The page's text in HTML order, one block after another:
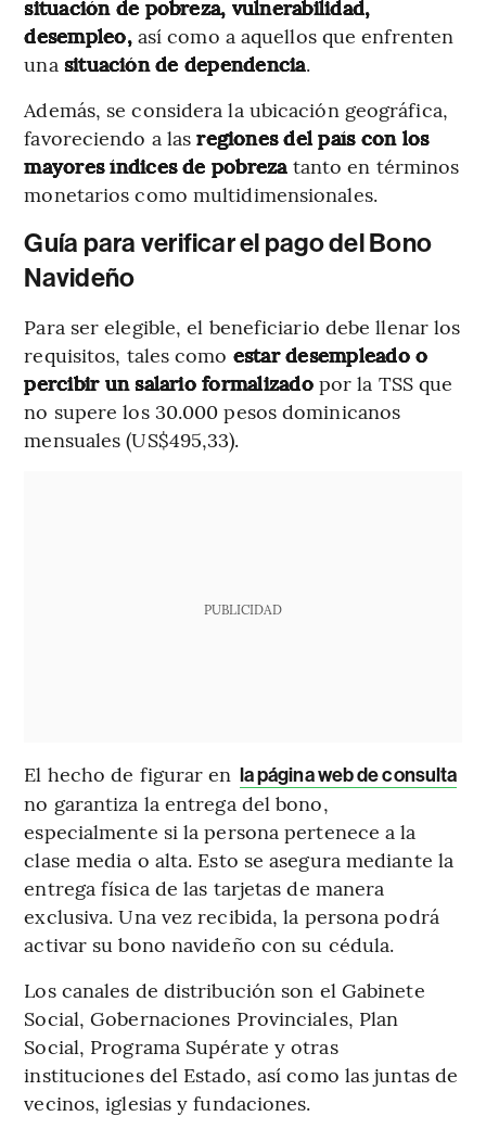
situación de pobreza, vulnerabilidad,
desempleo,así como a aquellos que enfrenten
una situación de dependencia.
Además, se considera la ubicación geográfica,
favoreciendo a lasregiones del país con los
mayores índices de pobrezatanto en términos
monetarios como multidimensionales.
Guía para verificar el pago del Bono
Navideño
Para ser elegible, el beneficiario debe llenar los
requisitos, tales como estar desempleado o
percibir un salario formalizadopor la TSS que
no supere los 30.000 pesos dominicanos
mensuales (US$495,33).
PUBLICIDAD
El hecho de figurar en la página web de consulta
no garantiza la entrega del bono,
especialmente si la persona pertenece a la
clase media o alta. Esto se asegura mediante la
entrega física de las tarjetas de manera
exclusiva. Una vez recibida, la persona podrá
activar su bono navideño con su cédula.
Los canales de distribución son el Gabinete
Social, Gobernaciones Provinciales, Plan
Social, Programa Supérate y otras
instituciones del Estado, así como las juntas de
vecinos, iglesias y fundaciones.